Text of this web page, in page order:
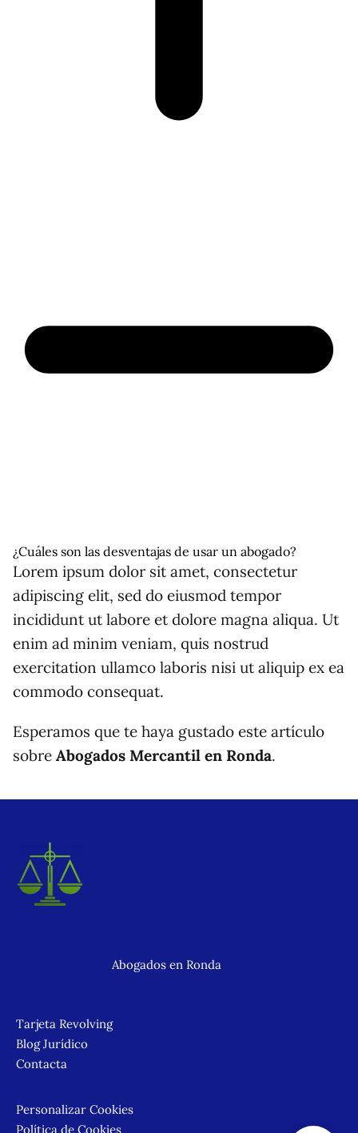
¿Cuáles son las desventajas de usar un abogado?
Lorem ipsum dolor sit amet, consectetur
adipiscing elit, sed do eiusmod tempor
incididunt ut labore et dolore magna aliqua. Ut
enim ad minim veniam, quis nostrud
exercitation ullamco laboris nisi ut aliquip ex ea
commodo consequat.
Esperamos que te haya gustado este artículo
sobre Abogados Mercantil en Ronda.
Abogados en Ronda
Tarjeta Revolving
Blog Jurídico
Contacta
Personalizar Cookies
Política de Cookies